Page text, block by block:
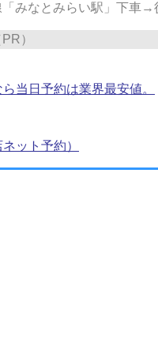
「みなとみらい駅」下車→
）
当日予約は業界最安値。
ット予約）